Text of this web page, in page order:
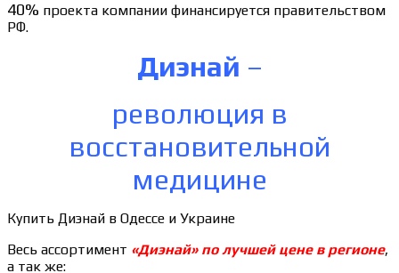
40% проекта компании финансируется правительством
РФ.
Диэнай –
революция в
восстановительной
медицине
Купить Диэнай в Одессе и Украине
Весь ассортимент «Диэнай» по лучшей цене в регионе,
а так же: